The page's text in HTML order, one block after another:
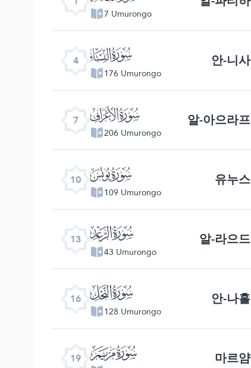
7 Umurongo
4 ﮐ
176 Umurongo
안-니사
7 ﮓ
206 Umurongo
알-아으라프
10 ﮖ
109 Umurongo
유누스
13 ﮙ
43 Umurongo
알-라으드
16 ﮜ
128 Umurongo
안-나흘
19 ﮟ 마르얌